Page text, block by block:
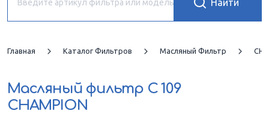
Главная Каталог Фильтров Масляный Фильтр
Масляный фильтр C 109
CHAMPION